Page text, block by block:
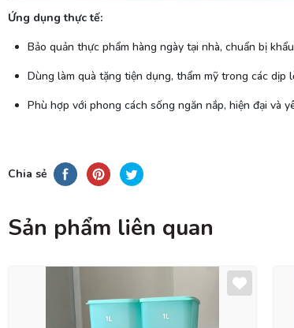
Ứng dụng thực tế:
Bảo quản thực phẩm hàng ngày tại nhà, chuẩn bị
Dùng làm quà tặng tiện dụng, thẩm mỹ trong các dịp
Phù hợp với phong cách sống ngăn nắp, hiện đại và
Chia sẻ
Sản phẩm liên quan